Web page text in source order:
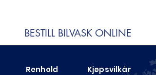
BESTILL BILVASK ONLINE
Renhold Kjøpsvilkår